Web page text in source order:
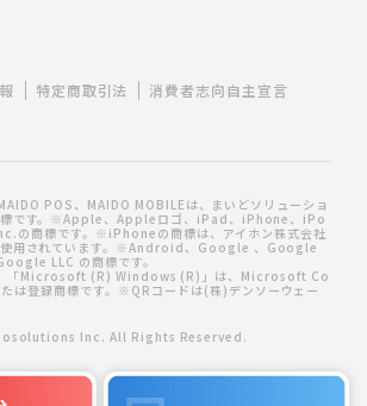
特定商取引法
消費者志向自主宣言
POS、MAIDO MOBILEは、まいどソリューショ
標です。※Apple、Appleロゴ、iPad、iPhone、iPo
の商標です。※iPhoneの商標は、アイホン株式会社
使用されています。※Android、Google 、Google
LLC の商標です。
「Microsoft (R) Windows (R)」は、Microsoft Co
は登録商標です。※QRコードは(株)デンソーウェー
Inc. All Rights Reserved.